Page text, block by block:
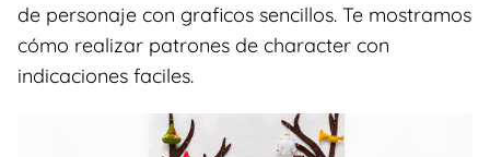
de personaje con graficos sencillos. Te mostramos
cómo realizar patrones de character con
indicaciones faciles.